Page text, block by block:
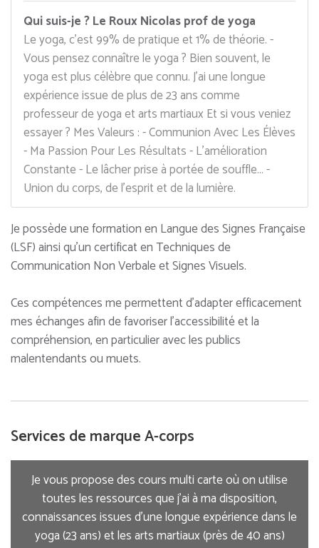
Qui suis-je ? Le Roux Nicolas prof de yoga
Le yoga, c'est 99% de pratique et 1% de théorie. -
Vous pensez connaître le yoga ? Bien souvent, le
yoga est plus célèbre que connu. J'ai une longue
expérience issue de plus de 23 ans comme
professeur de yoga et arts martiaux Et si vous veniez
essayer ? Mes Valeurs : - Communion Avec Les Élèves
- Ma Passion Pour Les Résultats - L'amélioration
Constante - Le lâcher prise à portée de souffle... -
Union du corps, de l'esprit et de la lumière.
Je possède une formation en Langue des Signes Française
(LSF) ainsi qu’un certificat en Techniques de
Communication Non Verbale et Signes Visuels.
Ces compétences me permettent d’adapter efficacement
mes échanges afin de favoriser l’accessibilité et la
compréhension, en particulier avec les publics
malentendants ou muets.
Services de marque A-corps
Je vous propose des cours multi carte où on utilise
toutes les ressources que j’ai à ma disposition,
connaissances issues d’une longue expérience dans le
yoga (23 ans) et les arts martiaux (près de 40 ans)